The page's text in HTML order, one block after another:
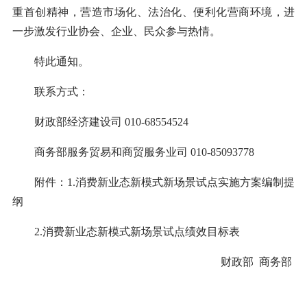
重首创精神，营造市场化、法治化、便利化营商环境，进
一步激发行业协会、企业、民众参与热情。
特此通知。
联系方式：
财政部经济建设司 010-68554524
商务部服务贸易和商贸服务业司 010-85093778
附件：1.消费新业态新模式新场景试点实施方案编制提
纲
2.消费新业态新模式新场景试点绩效目标表
财政部 商务部